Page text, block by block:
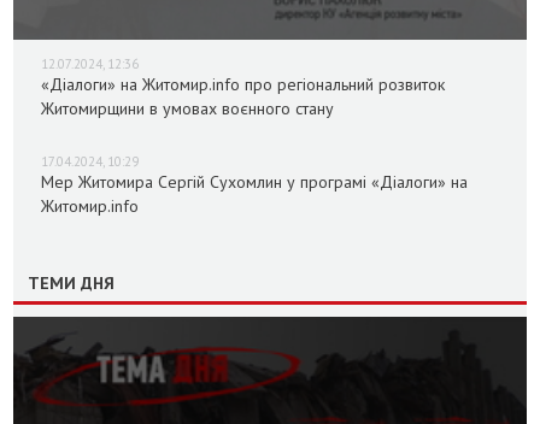
12.07.2024, 12:36
«Діалоги» на Житомир.info про регіональний розвиток
Житомирщини в умовах воєнного стану
17.04.2024, 10:29
Мер Житомира Сергій Сухомлин у програмі «Діалоги» на
Житомир.info
ТЕМИ ДНЯ